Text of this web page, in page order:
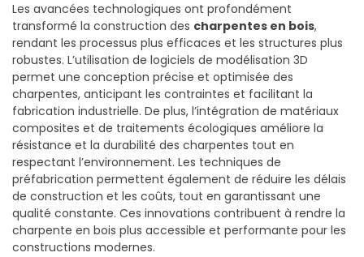
Les avancées technologiques ont profondément
transformé la construction des charpentes en bois,
rendant les processus plus efficaces et les structures plus
robustes. L’utilisation de logiciels de modélisation 3D
permet une conception précise et optimisée des
charpentes, anticipant les contraintes et facilitant la
fabrication industrielle. De plus, l’intégration de matériaux
composites et de traitements écologiques améliore la
résistance et la durabilité des charpentes tout en
respectant l’environnement. Les techniques de
préfabrication permettent également de réduire les délais
de construction et les coûts, tout en garantissant une
qualité constante. Ces innovations contribuent à rendre la
charpente en bois plus accessible et performante pour les
constructions modernes.